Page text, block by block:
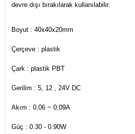
devre dışı bırakılarak kullanılabilir.
Boyut : 40x40x20mm
Çerçeve : plastik
Çark : plastik PBT
Gerilim : 5, 12 , 24V DC
Akım : 0,06 ~ 0,09A
Güç : 0.30 - 0.90W